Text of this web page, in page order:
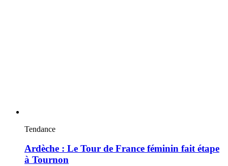
Tendance
Ardèche : Le Tour de France féminin fait étape
à Tournon